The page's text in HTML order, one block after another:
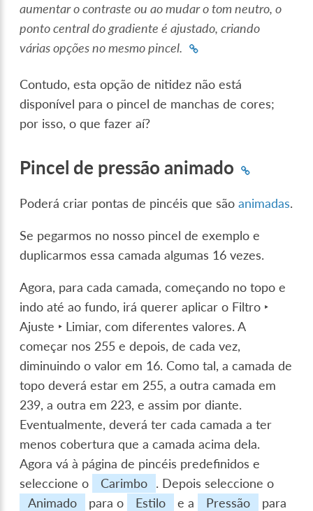
aumentar o contraste ou ao mudar o tom neutro, o
ponto central do gradiente é ajustado, criando
várias opções no mesmo pincel.
Contudo, esta opção de nitidez não está
disponível para o pincel de manchas de cores;
por isso, o que fazer aí?
Pincel de pressão animado
Poderá criar pontas de pincéis que sãoanimadas.
Se pegarmos no nosso pincel de exemplo e
duplicarmos essa camada algumas 16 vezes.
Agora, para cada camada, começando no topo e
indo até ao fundo, irá querer aplicar o Filtro ‣
Ajuste ‣ Limiar, com diferentes valores. A
começar nos 255 e depois, de cada vez,
diminuindo o valor em 16. Como tal, a camada de
topo deverá estar em 255, a outra camada em
239, a outra em 223, e assim por diante.
Eventualmente, deverá ter cada camada a ter
menos cobertura que a camada acima dela.
Agora vá à página de pincéis predefinidos e
seleccione o
Carimbo
. Depois seleccione o
Animado
para o Estilo e a Pressão
para